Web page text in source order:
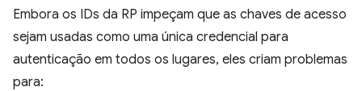
Embora os IDs da RP impeçam que as chaves de acesso
sejam usadas como uma única credencial para
autenticação em todos os lugares, eles criam problemas
para: